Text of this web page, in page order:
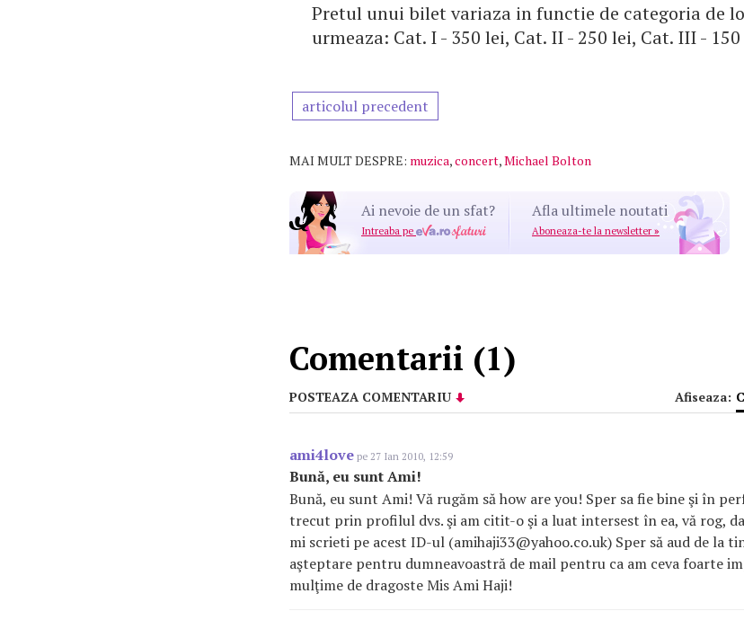
Pretul unui bilet variaza in functie de categoria de
urmeaza: Cat. I - 350 lei, Cat. II - 250 lei, Cat. III -
articolul precedent
MAI MULT DESPRE: muzica,concert,Michael Bolton
Ai nevoie de un sfat?
Intreaba pe
Afla ultimele noutati
Aboneaza-te la newsletter »
Comentarii (1)
POSTEAZA COMENTARIU Afiseaza:
ami4love pe 27 Ian 2010, 12:59
Bună, eu sunt Ami!
Bună, eu sunt Ami! Vă rugăm să how are you! Sper sa fie bine şi în
trecut prin profilul dvs. şi am citit-o şi a luat intersest în ea, vă rog,
mi scrieti pe acest ID-ul (amihaji33@yahoo.co.uk) Sper să aud de la
aşteptare pentru dumneavoastră de mail pentru ca am ceva foarte
mulţime de dragoste Mis Ami Haji!